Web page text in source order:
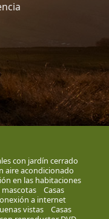
con jardín cerrado
aire acondicionado
en las habitaciones
mascotas
Casas
a internet
vistas
Casas